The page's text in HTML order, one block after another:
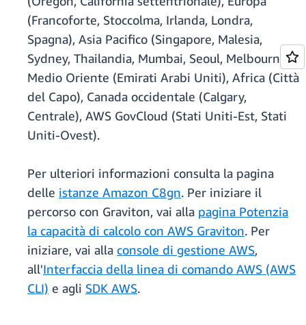
(Francoforte, Stoccolma, Irlanda, Londra,
Spagna), Asia Pacifico (Singapore, Malesia,
Sydney, Thailandia, Mumbai, Seoul, Melbourne),
Medio Oriente (Emirati Arabi Uniti), Africa (Città
del Capo), Canada occidentale (Calgary,
Centrale), AWS GovCloud (Stati Uniti-Est, Stati
Uniti-Ovest).
Per ulteriori informazioni consulta la pagina
delle istanze Amazon C8gn. Per iniziare il
percorso con Graviton, vai alla pagina Potenzia
la capacità di calcolo con AWS Graviton. Per
iniziare, vai alla console di gestione AWS,
all'Interfaccia della linea di comando AWS (AWS
CLI) e agli SDK AWS.